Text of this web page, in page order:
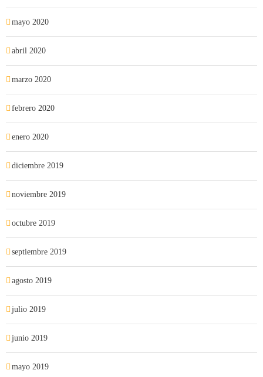
mayo 2020
abril 2020
marzo 2020
febrero 2020
enero 2020
diciembre 2019
noviembre 2019
octubre 2019
septiembre 2019
agosto 2019
julio 2019
junio 2019
mayo 2019